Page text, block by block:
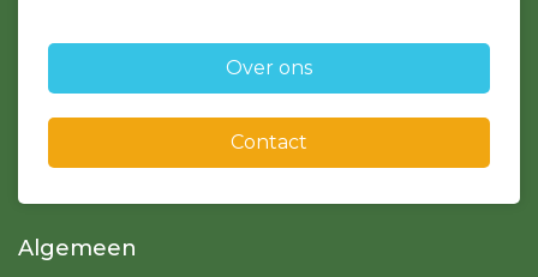
Over ons
Contact
Algemeen